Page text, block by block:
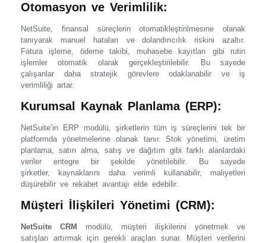
Otomasyon ve Verimlilik:
NetSuite, finansal süreçlerin otomatikleştirilmesine olanak
tanıyarak manuel hataları ve dolandırıcılık riskini azaltır.
Fatura işleme, ödeme takibi, muhasebe kayıtları gibi rutin
işlemler otomatik olarak gerçekleştirilebilir. Bu sayede
çalışanlar daha stratejik görevlere odaklanabilir ve iş
verimliliği artar.
Kurumsal Kaynak Planlama (ERP):
NetSuite’in ERP modülü, şirketlerin tüm iş süreçlerini tek bir
platformda yönetmelerine olanak tanır. Stok yönetimi, üretim
planlama, satın alma, satış ve dağıtım gibi farklı alanlardaki
veriler entegre bir şekilde yönetilebilir. Bu sayede
şirketler, kaynaklarını daha verimli kullanabilir, maliyetleri
düşürebilir ve rekabet avantajı elde edebilir.
Müşteri İlişkileri Yönetimi (CRM):
NetSuite CRM
modülü, müşteri ilişkilerini yönetmek ve
satışları artırmak için gerekli araçları sunar. Müşteri verilerini